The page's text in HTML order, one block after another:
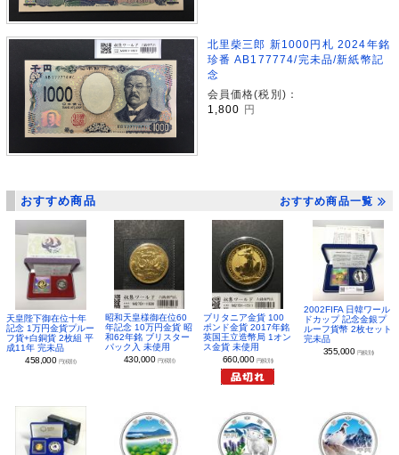
北里柴三郎 新1000円札 2024年銘
珍番 AB177774/完未品/新紙幣記
念
会員価格(税別)：
1,800 円
おすすめ商品 おすすめ商品一覧
天皇陛下御在位十年
記念 1万円金貨プルー
フ貨+白銅貨 2枚組 平
成11年 完未品
458,000 円(税別)
昭和天皇様御在位60
年記念 10万円金貨 昭
和62年銘 ブリスター
パック入 未使用
430,000 円(税別)
ブリタニア金貨 100
ポンド金貨 2017年銘
英国王立造幣局 1オン
ス金貨 未使用
660,000 円(税別)
2002FIFA 日韓ワール
ドカップ 記念金銀プ
ルーフ貨幣 2枚セット
完未品
355,000 円(税別)